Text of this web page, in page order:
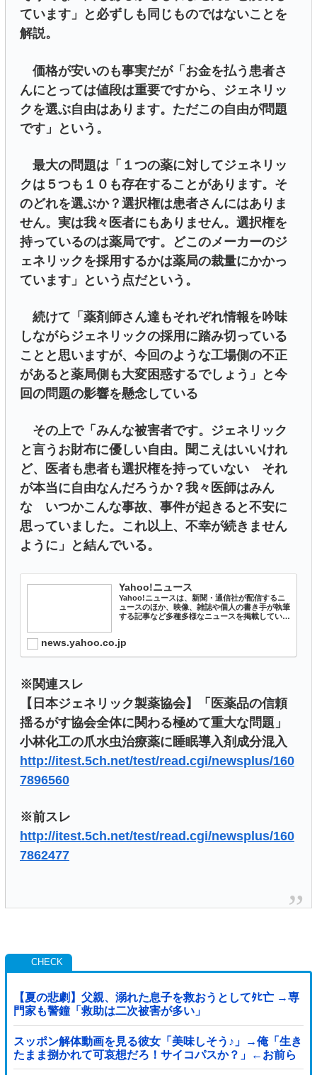
ています」と必ずしも同じものではないことを
解説。
価格が安いのも事実だが「お金を払う患者さ
んにとっては値段は重要ですから、ジェネリッ
クを選ぶ自由はあります。ただこの自由が問題
です」という。
最大の問題は「１つの薬に対してジェネリッ
クは５つも１０も存在することがあります。そ
のどれを選ぶか？選択権は患者さんにはありま
せん。実は我々医者にもありません。選択権を
持っているのは薬局です。どこのメーカーのジ
ェネリックを採用するかは薬局の裁量にかかっ
ています」という点だという。
続けて「薬剤師さん達もそれぞれ情報を吟味
しながらジェネリックの採用に踏み切っている
ことと思いますが、今回のような工場側の不正
があると薬局側も大変困惑するでしょう」と今
回の問題の影響を懸念している
その上で「みんな被害者です。ジェネリック
と言うお財布に優しい自由。聞こえはいいけれ
ど、医者も患者も選択権を持っていない それ
が本当に自由なんだろうか？我々医師はみん
な いつかこんな事故、事件が起きると不安に
思っていました。これ以上、不幸が続きません
ように」と結んでいる。
Yahoo!ニュース
Yahoo!ニュースは、新聞・通信社が配信するニ
ュースのほか、映像、雑誌や個人の書き手が執筆
する記事など多種多様なニュースを掲載していま
news.yahoo.co.jp
※関連スレ
【日本ジェネリック製薬協会】「医薬品の信頼
揺るがす協会全体に関わる極めて重大な問題」
小林化工の爪水虫治療薬に睡眠導入剤成分混入
http://itest.5ch.net/test/read.cgi/newsplus/160
7896560
※前スレ
http://itest.5ch.net/test/read.cgi/newsplus/160
7862477
【夏の悲劇】父親、溺れた息子を救おうとしてﾀﾋ亡 →専
門家も警鐘「救助は二次被害が多い」
スッポン解体動画を見る彼女「美味しそう♪」→俺「生き
たまま捌かれて可哀想だろ！サイコパスか？」←お前ら
どっち？